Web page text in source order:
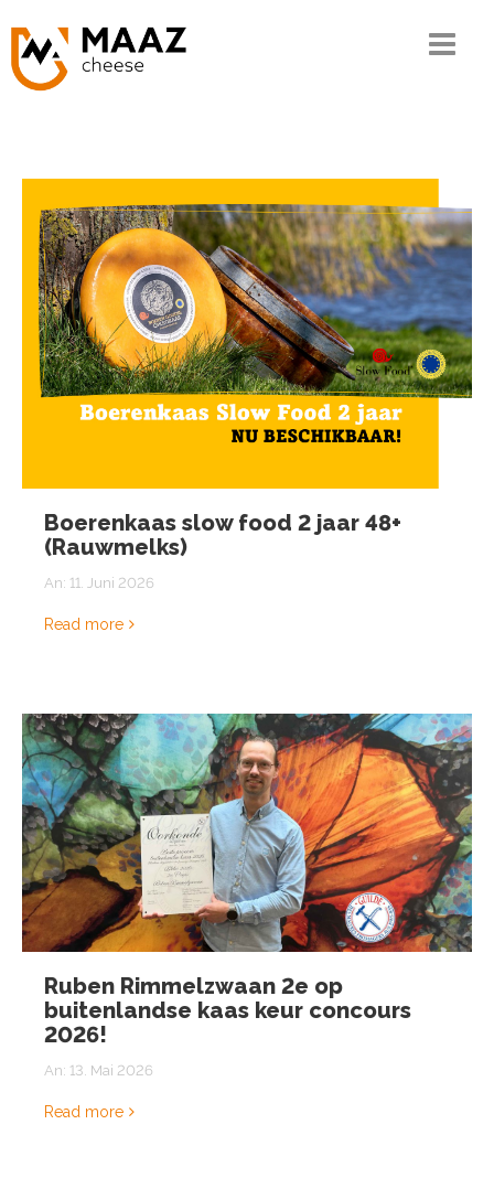
Unser Wissen
Die Kette
Unser Sortiment
Qualität und CSR
Boerenkaas slow food 2 jaar 48+
(Rauwmelks)
An: 11. Juni 2026
Read more
Ruben Rimmelzwaan 2e op
buitenlandse kaas keur concours
2026!
An: 13. Mai 2026
Read more